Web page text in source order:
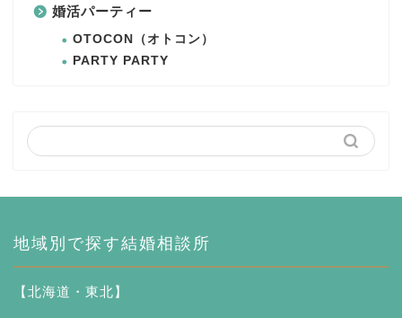
婚活パーティー
OTOCON（オトコン）
PARTY PARTY
地域別で探す結婚相談所
【北海道・東北】